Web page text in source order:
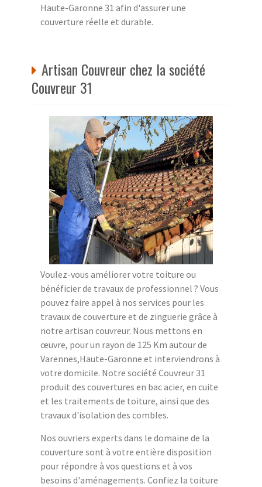
Haute-Garonne 31 afin d'assurer une
couverture réelle et durable.
Artisan Couvreur chez la société
Couvreur 31
Voulez-vous améliorer votre toiture ou
bénéficier de travaux de professionnel ? Vous
pouvez faire appel à nos services pour les
travaux de couverture et de zinguerie grâce à
notre artisan couvreur. Nous mettons en
œuvre, pour un rayon de 125 Km autour de
Varennes,Haute-Garonne et interviendrons à
votre domicile. Notre société Couvreur 31
produit des couvertures en bac acier, en cuite
et les traitements de toiture, ainsi que des
travaux d'isolation des combles.
Nos ouvriers experts dans le domaine de la
couverture sont à votre entière disposition
pour répondre à vos questions et à vos
besoins d'aménagements. Confiez la toiture